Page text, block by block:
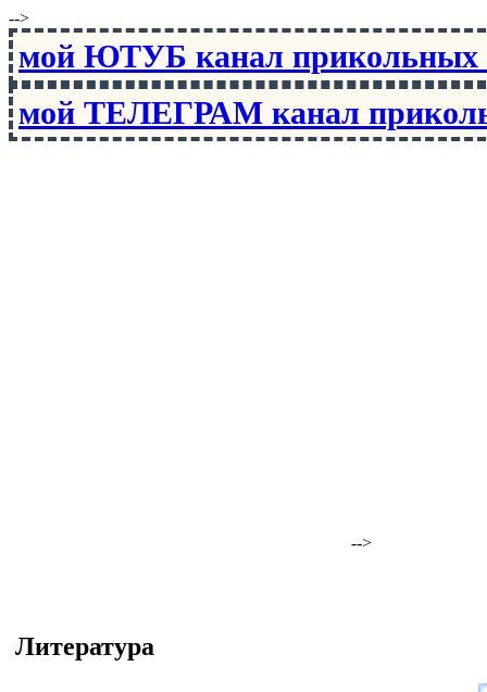
-->
мой ЮТУБ канал
мой ТЕЛЕГРАМ канал
-->
Литература